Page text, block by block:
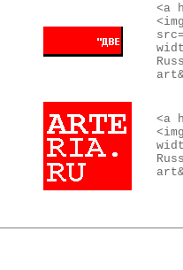
<a
<a